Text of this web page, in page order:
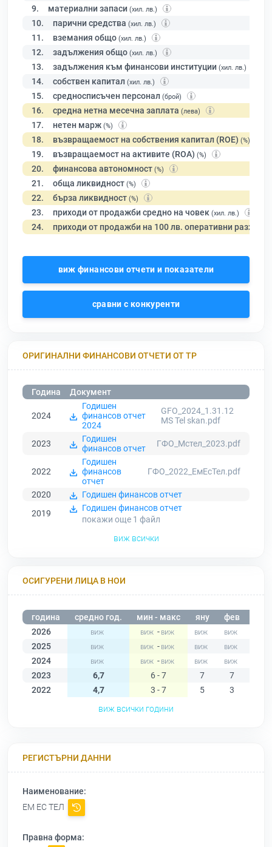
9. материални запаси (хил. лв.)
10. парични средства (хил. лв.)
11. вземания общо (хил. лв.)
12. задължения общо (хил. лв.)
13. задължения към финансови институции (хил. лв.)
14. собствен капитал (хил. лв.)
15. средносписъчен персонал (брой)
16. средна нетна месечна заплата (лева)
17. нетен марж (%)
18. възвращаемост на собствения капитал (ROE) (%)
19. възвращаемост на активите (ROA) (%)
20. финансова автономност (%)
21. обща ликвидност (%)
22. бърза ликвидност (%)
23. приходи от продажби средно на човек (хил. лв.)
24. приходи от продажби на 100 лв. оперативни разходи
виж финансови отчети и показатели
сравни с конкуренти
ОРИГИНАЛНИ ФИНАНСОВИ ОТЧЕТИ ОТ ТР
Година Документ
2024
Годишен
финансов отчет
2024
GFO_2024_1.31.12
MS Tel skan.pdf
2023
Годишен
финансов отчет
ГФО_Мстел_2023.pdf
2022
Годишен
финансов
отчет
ГФО_2022_ЕмЕсТел.pdf
2020
Годишен финансов отчет
2019
Годишен финансов отчет
покажи още 1 файл
виж всички
ОСИГУРЕНИ ЛИЦА В НОИ
година средно год. мин - макс яну фев
2026
-
2025
-
2024
-
2023
6,7 6 - 7 7 7
2022
4,7 3 - 7 5 3
виж всички години
РЕГИСТЪРНИ ДАННИ
Наименование:
ЕМ ЕС ТЕЛ
Правна форма: